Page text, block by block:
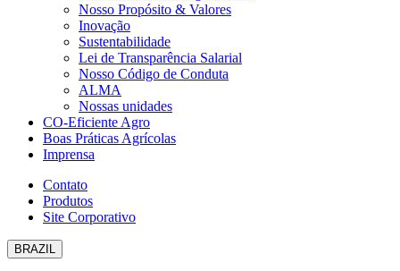
Nosso Propósito & Valores
Inovação
Sustentabilidade
Lei de Transparência Salarial
Nosso Código de Conduta
ALMA
Nossas unidades
CO-Eficiente Agro
Boas Práticas Agrícolas
Imprensa
Contato
Produtos
Site Corporativo
BRAZIL